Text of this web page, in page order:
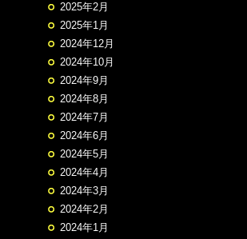
2025年2月
2025年1月
2024年12月
2024年10月
2024年9月
2024年8月
2024年7月
2024年6月
2024年5月
2024年4月
2024年3月
2024年2月
2024年1月